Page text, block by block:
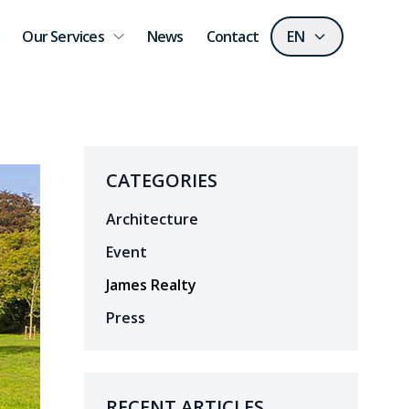
Our Services News Contact EN
CATEGORIES
Architecture
Event
James Realty
Press